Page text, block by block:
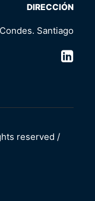
DIRECCIÓN
Santiago
reserved /